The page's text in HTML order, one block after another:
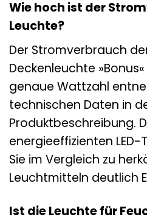
Wie hoch ist der
Leuchte?
Der Stromverbrauch der
Deckenleuchte
genaue Wattzahl
technischen Daten in
Produktbeschreibung.
energieeffizienten
Sie im Vergleich zu
Leuchtmitteln deutlich
Ist die Leuchte für